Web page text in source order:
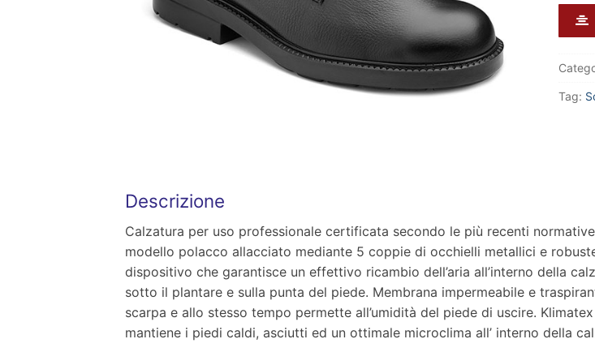
Tag:
Descrizione
Calzatura per uso professionale certificata secondo le più recenti
modello polacco allacciato mediante 5 coppie di occhielli metallici e
dispositivo che garantisce un effettivo ricambio dell’aria all’interno della
sotto il plantare e sulla punta del piede. Membrana impermeabile e
scarpa e allo stesso tempo permette all’umidità del piede di uscire.
mantiene i piedi caldi, asciutti ed un ottimale microclima all’ interno della